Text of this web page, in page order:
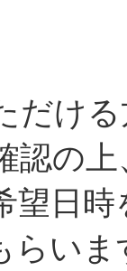
だけ
認の
望日
らい